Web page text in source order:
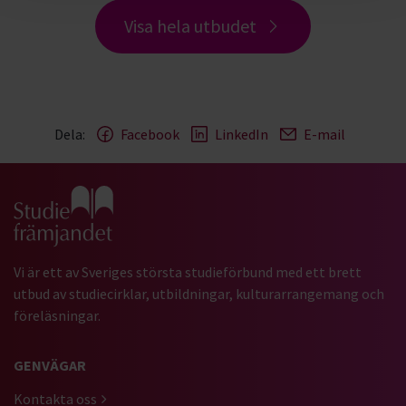
Visa hela utbudet
Dela: Facebook LinkedIn E-mail
Gå till studiefrämjandets startsida
Vi är ett av Sveriges största studieförbund med ett brett
utbud av studiecirklar, utbildningar, kulturarrangemang och
föreläsningar.
GENVÄGAR
Kontakta oss